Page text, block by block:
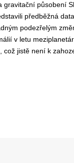
působení
předběžná
podezřelým
v letu
jistě není k